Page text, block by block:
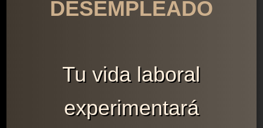
DESEMPLEADO
Tu vida laboral
experimentará